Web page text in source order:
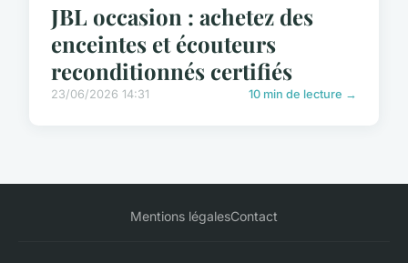
JBL occasion : achetez des
enceintes et écouteurs
reconditionnés certifiés
23/06/2026 14:31 10 min de lecture →
Mentions légalesContact